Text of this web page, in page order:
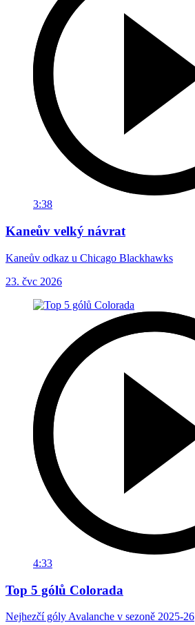
3:38
Kaneův velký návrat
Kaneův odkaz u Chicago Blackhawks
23. čvc 2026
4:33
Top 5 gólů Colorada
Nejhezčí góly Avalanche v sezoně 2025-26